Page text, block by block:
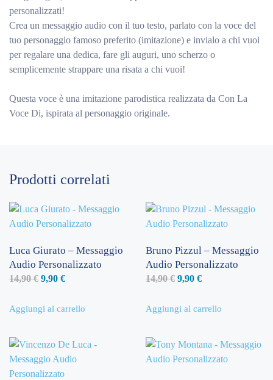
personalizzati!
Crea un messaggio audio con il tuo testo, parlato con la voce del
tuo personaggio famoso preferito (imitazione) e invialo a chi vuoi
per regalare una dedica, fare gli auguri, uno scherzo o
semplicemente strappare una risata a chi vuoi!
Questa voce è una imitazione parodistica realizzata da Con La
Voce Di, ispirata al personaggio originale.
Prodotti correlati
Luca Giurato – Messaggio
Audio Personalizzato
14,90€ Il
originale
9,90 €Il
attuale
Aggiungi al carrello
Bruno Pizzul – Messaggio
Audio Personalizzato
14,90€ Il
originale
9,90 €Il
attuale
Aggiungi al carrello